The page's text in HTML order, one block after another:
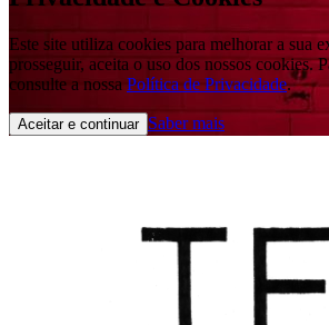
Este site utiliza cookies para melhorar a sua
prosseguir, aceita o uso dos nossos cookies.
consulte a nossa Política de Privacidade.
Aceitar e continuar Saber mais